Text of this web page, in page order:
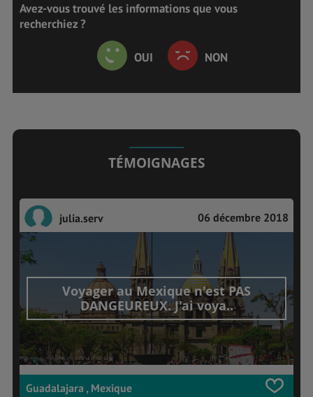
Avez-vous trouvé les informations que vous
recherchiez ?
OUI NON
TÉMOIGNAGES
julia.serv 06 décembre 2018
Voyager au Mexique n'est PAS
DANGEUREUX. J'ai voya..
Guadalajara , Mexique